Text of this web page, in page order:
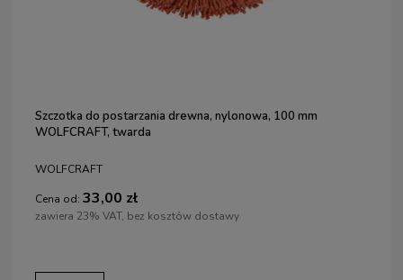
Szczotka do postarzania drewna, nylonowa, 100 mm
WOLFCRAFT, twarda
WOLFCRAFT
Cena od: 33,00 zł
zawiera 23% VAT, bez kosztów dostawy